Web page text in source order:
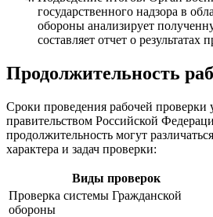
государственного надзора в
обороны анализирует
составляет отчет о результатах
Продолжительность
Сроки проведения рабочей проверки
правительством Российской
продолжительность могут
характера и задач проверки:
Виды проверок
Проверка системы Гражданской
обороны